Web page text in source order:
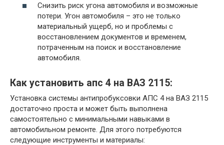
Снизить риск угона автомобиля и возможные
потери. Угон автомобиля – это не только
материальный ущерб, но и проблемы с
восстановлением документов и временем,
потраченным на поиск и восстановление
автомобиля.
Как установить апс 4 на ВАЗ 2115:
Установка системы антипробуксовки АПС 4 на ВАЗ 2115
достаточно проста и может быть выполнена
самостоятельно с минимальными навыками в
автомобильном ремонте. Для этого потребуются
следующие инструменты и материалы: